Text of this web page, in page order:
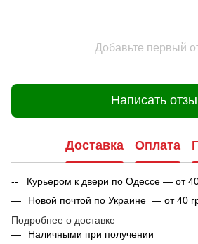
Добавьте первый
Написать
Доставка Оплата
-- Курьером к двери по Одессе — от 40
Новой почтой по Украине — от 40
Подробнее о доставке
Наличными при получении